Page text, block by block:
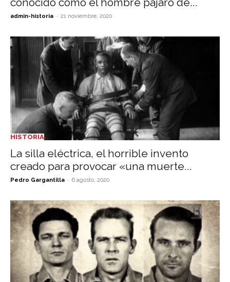
admin-historia - 21 noviembre, 2020
HISTORIA
La silla eléctrica, el horrible invento
creado para provocar «una muerte...
Pedro Gargantilla - 6 agosto, 2020